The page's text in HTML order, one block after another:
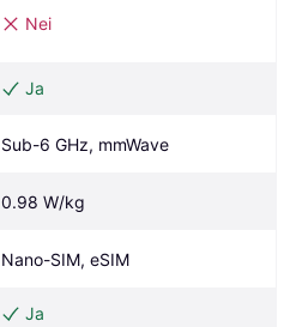
Nei
Ja
Sub-6 GHz, mmWave
0.98 W/kg
Nano-SIM, eSIM
Ja